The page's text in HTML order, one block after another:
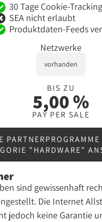
30 Tage Cookie-Tracking
SEA nicht erlaubt
Produktdaten-Feeds
Netzwerke
vorhanden
BIS ZU
5,00 %
PAY PER SALE
PARTNERPROGRAMME
"HARDWARE"
sind gewissenhaft
Die Internet
jedoch keine Garantie